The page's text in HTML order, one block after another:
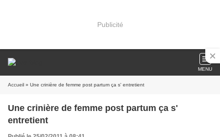
Publicité
MENU
Accueil » Une crinière de femme post partum ça s' entretient
Une crinière de femme post partum ça s'
entretient